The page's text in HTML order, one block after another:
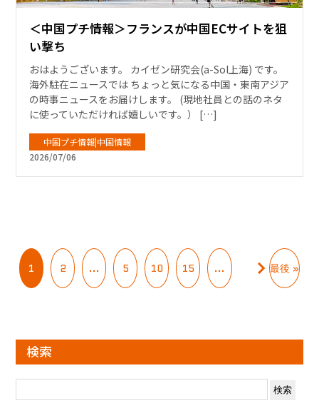
＜中国プチ情報＞フランスが中国ECサイトを狙
い撃ち
おはようございます。 カイゼン研究会(a-Sol上海) です。
海外駐在ニュースでは ちょっと気になる中国・東南アジア
の時事ニュースをお届けします。 (現地社員との話のネタ
に使っていただければ嬉しいです。） […]
中国プチ情報|中国情報
2026/07/06
1 2 ... 5 10 15 ... 最後 »
検索
索: